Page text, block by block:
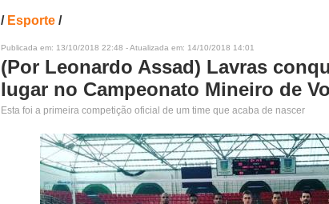
/ Esporte /
Publicada em: 13/10/2018 22:48 - Atualizada em: 14/10/2018 14:01
(Por Leonardo Assad) Lavras
lugar no Campeonato Mineiro de
Esta foi a primeira competição oficial de um time que acaba de nascer